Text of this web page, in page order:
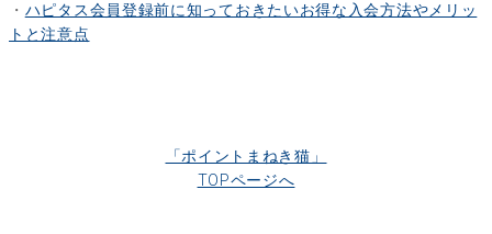
・ ハピタス会員登録前に知っておきたいお得な入会方法やメリッ
トと注意点
「ポイントまねき猫」
TOPページへ